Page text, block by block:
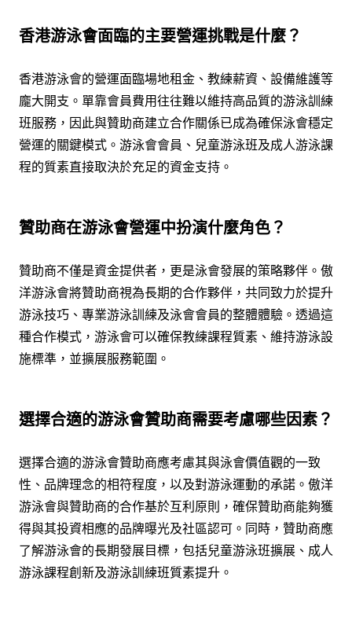
香港游泳會面臨的主要營運挑戰是什麼？
香港游泳會的營運面臨場地租金、教練薪資、設備維護等
龐大開支。單靠會員費用往往難以維持高品質的游泳訓練
班服務，因此與贊助商建立合作關係已成為確保泳會穩定
營運的關鍵模式。游泳會會員、兒童游泳班及成人游泳課
程的質素直接取決於充足的資金支持。
贊助商在游泳會營運中扮演什麼角色？
贊助商不僅是資金提供者，更是泳會發展的策略夥伴。傲
洋游泳會將贊助商視為長期的合作夥伴，共同致力於提升
游泳技巧、專業游泳訓練及泳會會員的整體體驗。透過這
種合作模式，游泳會可以確保教練課程質素、維持游泳設
施標準，並擴展服務範圍。
選擇合適的游泳會贊助商需要考慮哪些因素？
選擇合適的游泳會贊助商應考慮其與泳會價值觀的一致
性、品牌理念的相符程度，以及對游泳運動的承諾。傲洋
游泳會與贊助商的合作基於互利原則，確保贊助商能夠獲
得與其投資相應的品牌曝光及社區認可。同時，贊助商應
了解游泳會的長期發展目標，包括兒童游泳班擴展、成人
游泳課程創新及游泳訓練班質素提升。